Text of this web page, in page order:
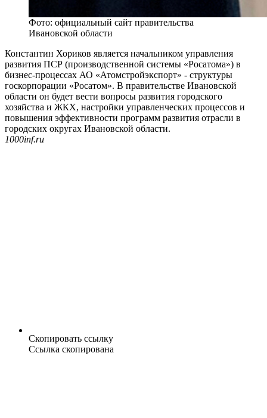
Фото: официальный сайт правительства
Ивановской области
Константин Хориков является начальником управления
развития ПСР (производственной системы «Росатома») в
бизнес-процессах АО «Атомстройэкспорт» - структуры
госкорпорации «Росатом». В правительстве Ивановской
области он будет вести вопросы развития городского
хозяйства и ЖКХ, настройки управленческих процессов и
повышения эффективности программ развития отрасли в
городских округах Ивановской области.
1000inf.ru
Скопировать ссылку
Ссылка скопирована